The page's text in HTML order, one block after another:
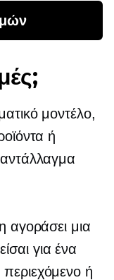
μοντέλο,
ή
αγοράσει μια
για ένα
ή